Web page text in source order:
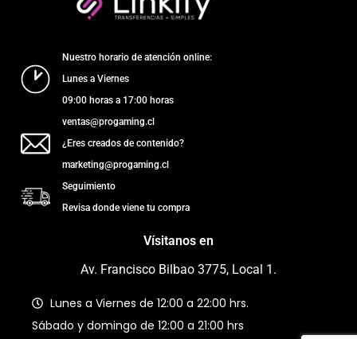
Nuestro horario de atención online:
Lunes a Viernes
09:00 horas a 17:00 horas
ventas@progaming.cl
¿Eres creados de contenido?
marketing@progaming.cl
Seguimiento
Revisa donde viene tu compra
Vísitanos en
Av. Francisco Bilbao 3775, Local 1.
Lunes a Viernes de 12:00 a 22:00 hrs.
Sábado y domingo de 12:00 a 21:00 hrs